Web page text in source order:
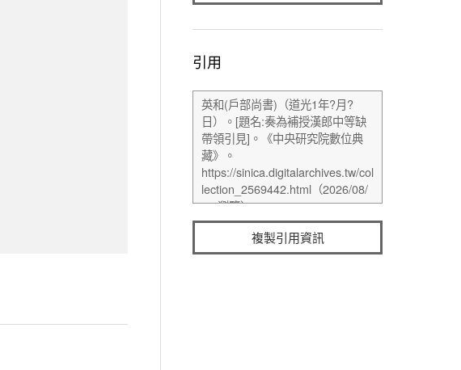
引用
複製引用資訊